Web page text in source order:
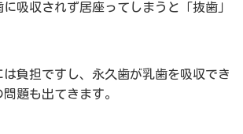
吸収されず居座ってしまうと「抜歯」
負担ですし、永久歯が乳歯を吸収でき
題も出てきます。